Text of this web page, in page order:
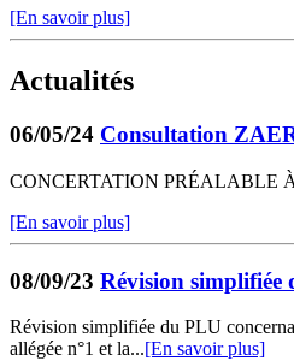
[En savoir plus]
Actualités
06/05/24 Consultation
CONCERTATION PRÉALABLE
[En savoir plus]
08/09/23 Révision simplifiée
Révision simplifiée du PLU
allégée n°1 et la...[En savoir plus]